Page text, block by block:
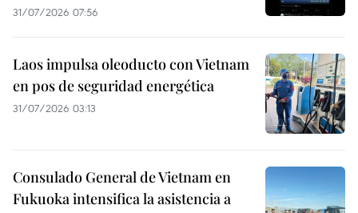
31/07/2026 07:56
Laos impulsa oleoducto con Vietnam
en pos de seguridad energética
31/07/2026 03:13
Consulado General de Vietnam en
Fukuoka intensifica la asistencia a